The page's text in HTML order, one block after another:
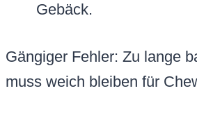
Gebäck.
Gängiger Fehler: Zu lange
muss weich bleiben für